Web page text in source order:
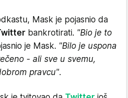
Mask je pojasnio da
bankrotirati. "Bio je to
je Mask. "Bilo je uspona
- ali sve u svemu,
pravcu".